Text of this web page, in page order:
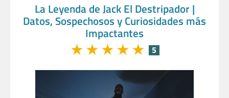
La Leyenda de Jack El Destripador |
Datos, Sospechosos y Curiosidades más
Impactantes
★★★★★ 5